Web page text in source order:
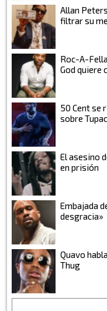
Allan
filtrar su
Roc-A-
God quiere
50 Cent se
sobre Tupac
El asesino
en prisión
Embajada
desgracia»
Quavo
Thug